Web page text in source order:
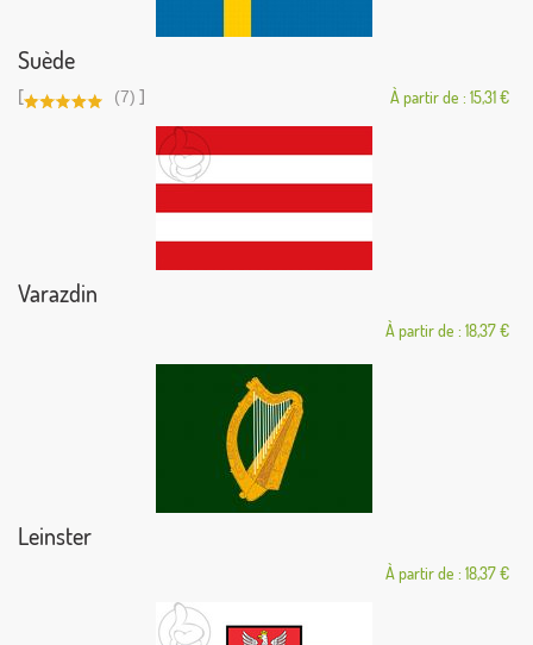
Suède
[ (7) ] À partir de : 15,31 €
Varazdin
À partir de : 18,37 €
Leinster
À partir de : 18,37 €